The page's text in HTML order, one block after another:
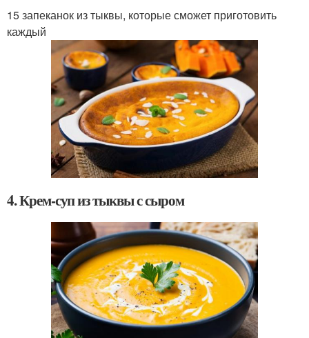
15 запеканок из тыквы, которые сможет приготовить
каждый
4. Крем-суп из тыквы с сыром